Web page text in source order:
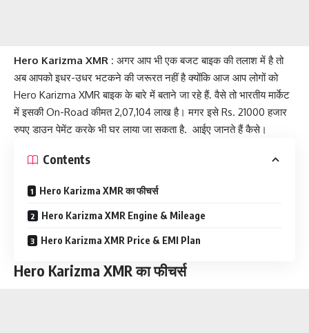
Hero Karizma XMR : अगर आप भी एक बजट बाइक की तलाश में है तो
अब आपको इधर-उधर भटकने की जरूरत नहीं है क्योंकि आज आप लोगों को
Hero Karizma XMR बाइक के बारे में बताने जा रहे हैं. वैसे तो भारतीय मार्केट
में इसकी On-Road कीमत 2,07,104 लाख है। मगर इसे Rs. 21000 हजार
रुपए डाउन पेमेंट करके भी घर लाया जा सकता है. आईए जानते हैं कैसे।
Contents
Hero Karizma XMR का फीचर्स
Hero Karizma XMR Engine & Mileage
Hero Karizma XMR Price & EMI Plan
Hero Karizma XMR का फीचर्स